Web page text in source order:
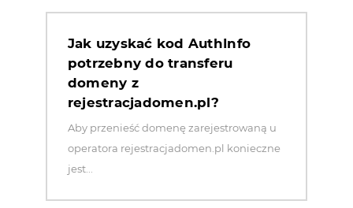
Jak uzyskać kod AuthInfo
potrzebny do transferu
domeny z
rejestracjadomen.pl?
Aby przenieść domenę zarejestrowaną u
operatora rejestracjadomen.pl konieczne
jest...